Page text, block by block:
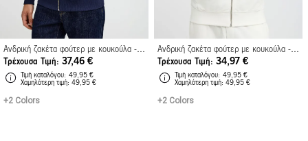
Τρέχουσα Τιμή
37,46 €
Τιμή καταλόγου
49,95 €
Xαμηλότερη τιμή 49,95 €
+2 Colors
Τρέχουσα Τιμή
34,97 €
Τιμή καταλόγου
49,95 €
Xαμηλότερη τιμή 49,95 €
+2 Colors